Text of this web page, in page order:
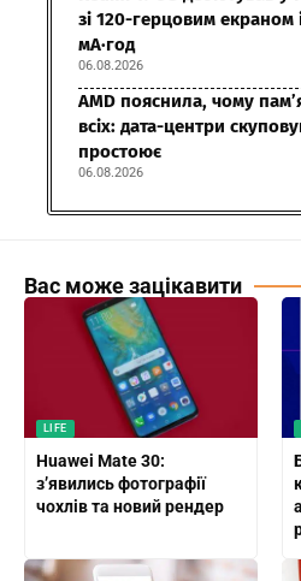
зі 120-герцовим екраном
мА·год
06.08.2026
AMD пояснила, чому
всіх: дата-центри
простоює
06.08.2026
Вас може зацікавити
LIFE
Huawei Mate 30:
з’явились фотографії
чохлів та новий рендер